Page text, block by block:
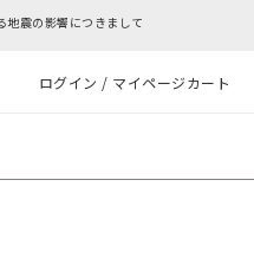
につきまして
ログイン / マイページカート